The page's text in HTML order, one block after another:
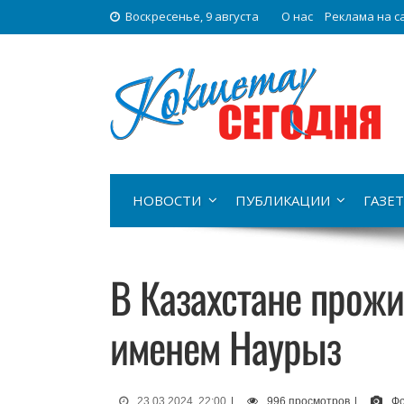
Воскресенье, 9 августа О нас Реклама на
НОВОСТИ ПУБЛИКАЦИИ
В Казахстане
именем Наурыз
23.03.2024, 22:00 | 996 просмотров |